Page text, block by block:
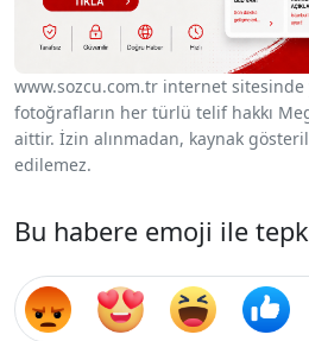
www.sozcu.com.tr internet sitesinde
fotoğrafların her türlü telif hakkı
aittir. İzin alınmadan, kaynak
edilemez.
Bu habere emoji ile